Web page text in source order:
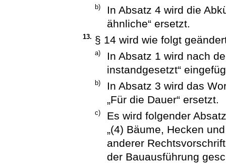
b)
In Absatz 4 wird die
ähnliche“ ersetzt.
13. § 14 wird wie folgt
a)
In Absatz 1 wird nach
instandgesetzt“
b)
In Absatz 3 wird das
„Für die Dauer“ ersetzt.
c)
Es wird folgender
„(4) Bäume, Hecken
anderer
der Bauausführung